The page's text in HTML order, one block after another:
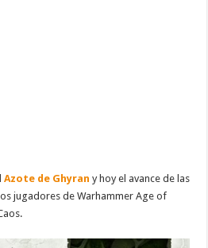
Azote de Ghyran y hoy el avance de las
jugadores de Warhammer Age of